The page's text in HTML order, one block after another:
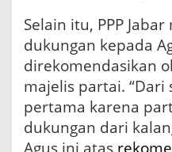
Selain itu, PPP
dukungan kepada
direkomendasikan
majelis partai. “Dari
pertama karena
dukungan dari